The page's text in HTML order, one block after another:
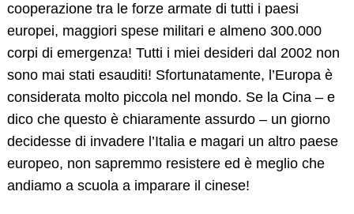
cooperazione tra le forze armate di tutti i paesi
europei, maggiori spese militari e almeno 300.000
corpi di emergenza! Tutti i miei desideri dal 2002 non
sono mai stati esauditi! Sfortunatamente, l’Europa è
considerata molto piccola nel mondo. Se la Cina – e
dico che questo è chiaramente assurdo – un giorno
decidesse di invadere l’Italia e magari un altro paese
europeo, non sapremmo resistere ed è meglio che
andiamo a scuola a imparare il cinese!